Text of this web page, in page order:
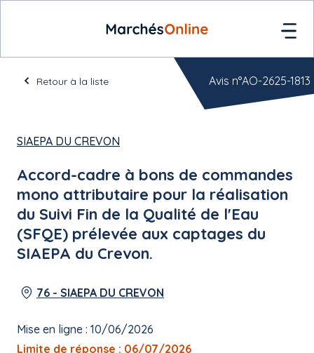
Retour à la liste
SIAEPA DU CREVON
Accord-cadre à bons de commandes
mono attributaire pour la réalisation
du Suivi Fin de la Qualité de l'Eau
(SFQE) prélevée aux captages du
SIAEPA du Crevon.
76 - SIAEPA DU CREVON
Mise en ligne : 10/06/2026
Limite de réponse : 06/07/2026
Avis n°AO-2625-1813